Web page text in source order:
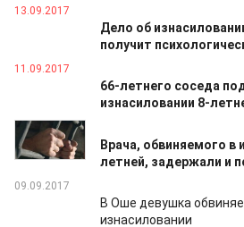
13.09.2017
Дело об
получит
11.09.2017
66-летнего соседа
изнасиловании 8-
11.09.2017
Врача, обвиняемого в
летней, задержали и
09.09.2017
В Оше девушка
изнасиловании